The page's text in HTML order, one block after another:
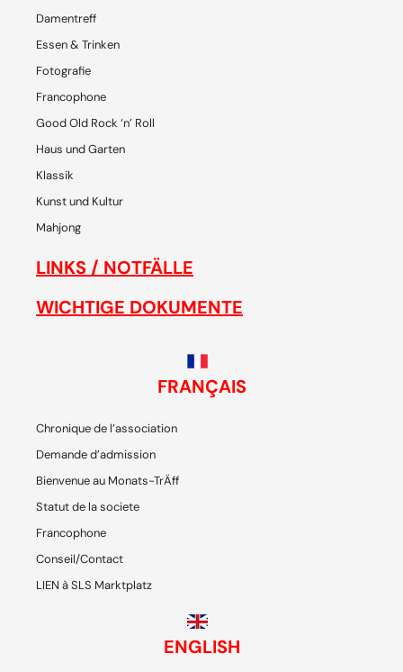
Damentreff
Essen & Trinken
Fotografie
Francophone
Good Old Rock ‘n’ Roll
Haus und Garten
Klassik
Kunst und Kultur
Mahjong
LINKS / NOTFÄLLE
WICHTIGE DOKUMENTE
FRANÇAIS
Chronique de l’association
Demande d’admission
Bienvenue au Monats-TrÄff
Statut de la societe
Francophone
Conseil/Contact
LIEN à SLS Marktplatz
ENGLISH